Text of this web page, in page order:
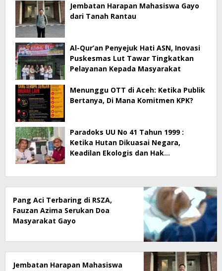
Jembatan Harapan Mahasiswa Gayo
dari Tanah Rantau
Al-Qur’an Penyejuk Hati ASN, Inovasi
Puskesmas Lut Tawar Tingkatkan
Pelayanan Kepada Masyarakat
Menunggu OTT di Aceh: Ketika Publik
Bertanya, Di Mana Komitmen KPK?
Paradoks UU No 41 Tahun 1999 :
Ketika Hutan Dikuasai Negara,
Keadilan Ekologis dan Hak
Pang Aci Terbaring di RSZA,
Fauzan Azima Serukan Doa
Masyarakat Gayo
Jembatan Harapan Mahasiswa